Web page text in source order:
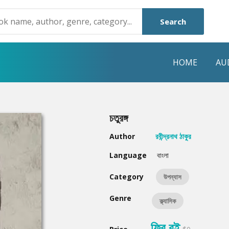
Search
HOME
Humayun Ahmed
Mouri Morium
Hot & New
চতুরঙ্গ
Author
রবীন্দ্রনাথ ঠাকুর
Language
বাংলা
Category উপন্যাস
Genre ক্ল্যাসিক